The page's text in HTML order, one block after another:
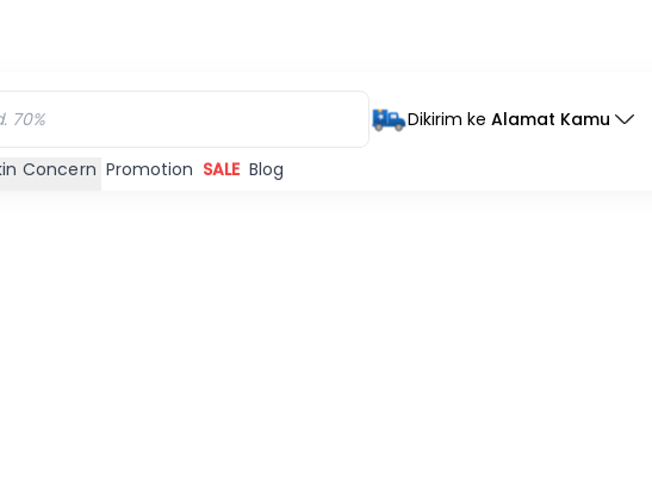
Dikirim ke Alamat Kamu
Concern Promotion SALE Blog